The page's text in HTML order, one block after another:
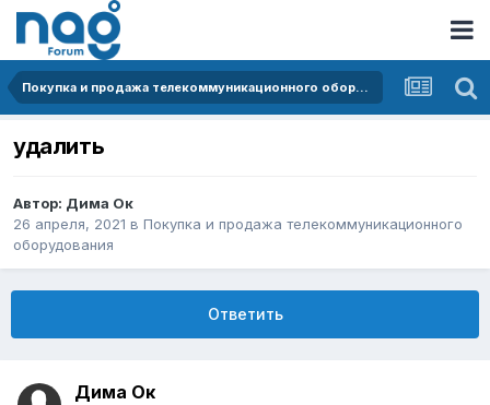
Покупка и продажа телекоммуникационного оборудования
удалить
Автор: Дима Ок
26 апреля, 2021 в Покупка и продажа телекоммуникационного
оборудования
Ответить
Дима Ок